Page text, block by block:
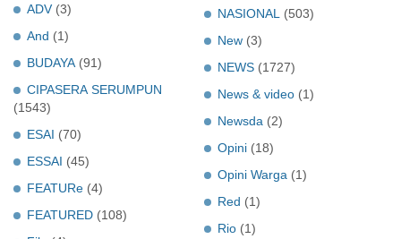
ADV (3)
And (1)
BUDAYA (91)
CIPASERA SERUMPUN
(1543)
ESAI (70)
ESSAI (45)
FEATURe (4)
FEATURED (108)
NASIONAL
(503)
New (3)
NEWS (1727)
News & video (1)
Newsda (2)
Opini (18)
Opini Warga (1)
Red (1)
Rio (1)